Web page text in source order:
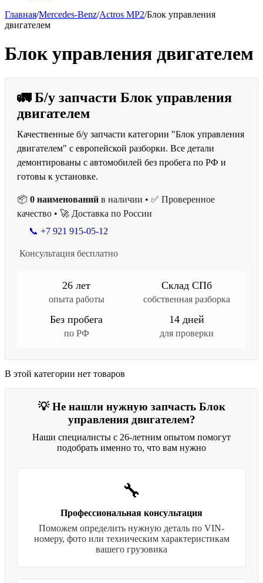
Главная/Mercedes-Benz/Actros MP2/Блок управления
двигателем
Блок управления двигателем
🚛 Б/у запчасти Блок управления
двигателем
Качественные б/у запчасти категории "Блок управления
двигателем" с европейской разборки. Все детали
демонтированы с автомобилей без пробега по РФ и
готовы к установке.
📦 0 наименований в наличии • ✅ Проверенное
качество • 🚀 Доставка по России
📞 +7 921 915-05-12
Консультация бесплатно
26 лет
опыта работы
Склад СПб
собственная разборка
Без пробега
по РФ
14 дней
для проверки
В этой категории нет товаров
💡 Не нашли нужную запчасть Блок
управления двигателем?
Наши специалисты с 26-летним опытом помогут
подобрать именно то, что вам нужно
🔧
Профессиональная консультация
Поможем определить нужную деталь по VIN-
номеру, фото или техническим характеристикам
вашего грузовика